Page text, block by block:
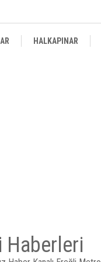
HALKAPINAR
Haberleri